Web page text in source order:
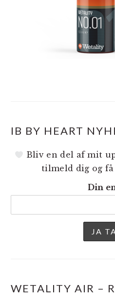
IB BY HEART
Bliv en del af mit
tilmeld dig og
Din
WETALITY AIR –